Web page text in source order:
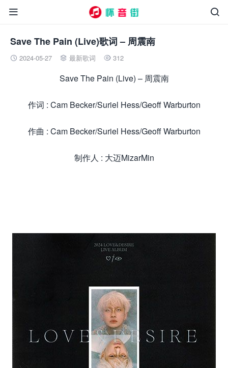


Save The Pain (Live)歌词 – 周震南
 2024-05-27  最新歌词  312
Save The Pain (Live) – 周震南
作词 : Cam Becker/Suriel Hess/Geoff Warburton
作曲 : Cam Becker/Suriel Hess/Geoff Warburton
制作人 : 大迈MizarMin